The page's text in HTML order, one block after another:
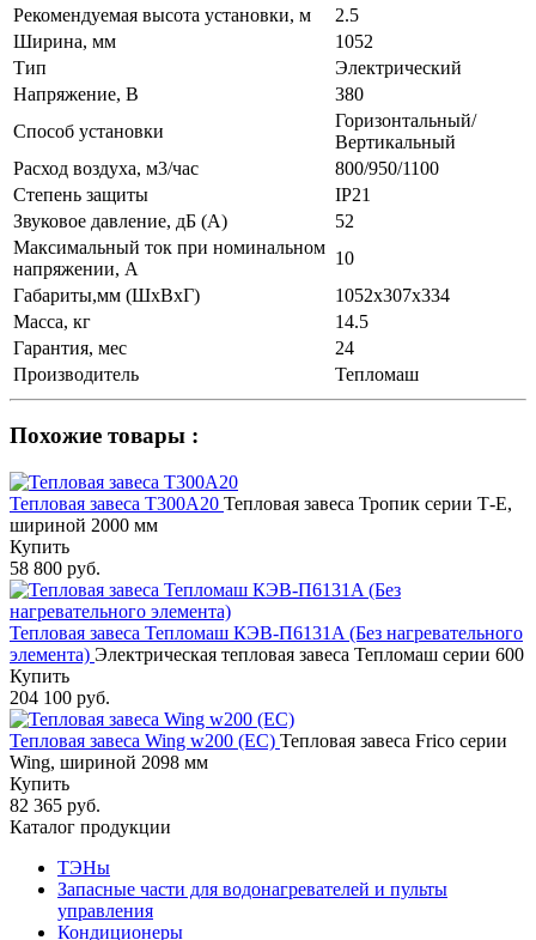
Рекомендуемая высота установки, м
2.5
Ширина, мм
1052
Тип
Электрический
Напряжение, В
380
Способ установки
Горизонтальный/
Вертикальный
Расход воздуха, м3/час
800/950/1100
Степень защиты
IP21
Звуковое давление, дБ (A)
52
Максимальный ток при номинальном
напряжении, А
10
Габариты,мм (ШхВхГ)
1052х307х334
Масса, кг
14.5
Гарантия, мес
24
Производитель
Тепломаш
Похожие товары :
Тепловая завеса Т300А20 Тепловая завеса Тропик серии Т-Е,
шириной 2000 мм
Купить
58 800 руб.
Тепловая завеса Тепломаш КЭВ-П6131A (Без нагревательного
элемента) Электрическая тепловая завеса Тепломаш серии 600
Купить
204 100 руб.
Тепловая завеса Wing w200 (ЕC) Тепловая завеса Frico серии
Wing, шириной 2098 мм
Купить
82 365 руб.
Каталог продукции
ТЭНы
Запасные части для водонагревателей и пульты
управления
Кондиционеры